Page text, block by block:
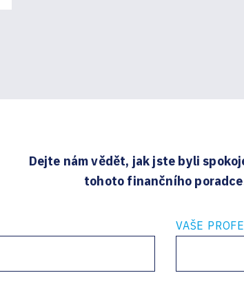
Dejte nám vědět, jak jste byli
tohoto finančního
VAŠE